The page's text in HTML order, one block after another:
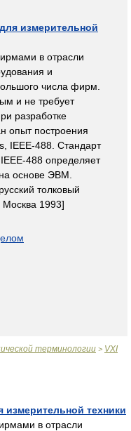
измерительной
в отрасли
и
числа фирм.
и не требует
разработке
опыт построения
IEEE-488. Стандарт
488 определяет
основе ЭВМ.
толковый
1993]
терминологии > VXI
техники
в отрасли